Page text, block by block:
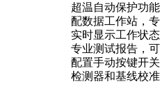
超温自动保护功
配数据工作站，
实时显示工作状
专业测试报告，
配置手动按键开
检测器和基线校准